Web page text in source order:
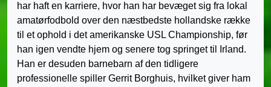
har haft en karriere, hvor han har bevæget sig fra lokal
amatørfodbold over den næstbedste hollandske række
til et ophold i det amerikanske USL Championship, før
han igen vendte hjem og senere tog springet til Irland.
Han er desuden barnebarn af den tidligere
professionelle spiller Gerrit Borghuis, hvilket giver ham